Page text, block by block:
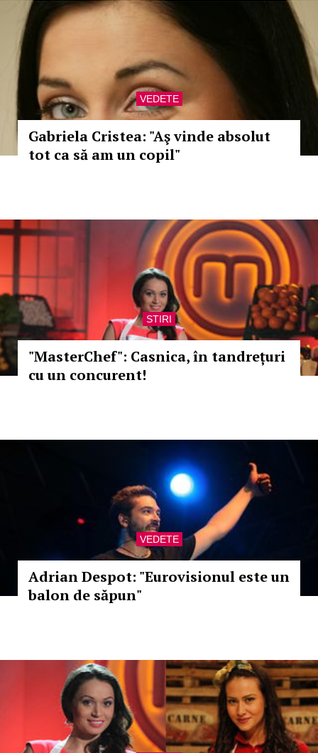
VEDETE
Gabriela Cristea: "Aş vinde absolut
tot ca să am un copil"
STIRI
"MasterChef": Casnica, în tandrețuri
cu un concurent!
VEDETE
Adrian Despot: "Eurovisionul este un
balon de săpun"